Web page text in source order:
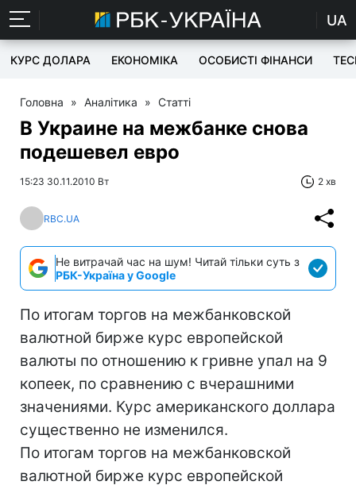
UA
КУРС ДОЛАРА ЕКОНОМІКА ОСОБИСТІ ФІНАНСИ
Головна » Аналітика » Статті
В Украине на межбанке снова
подешевел евро
15:23 30.11.2010 Вт 2 хв
RBC.UA
Не витрачай час на шум! Читай тільки суть з
РБК-Україна у Google
По итогам торгов на межбанковской
валютной бирже курс европейской
валюты по отношению к гривне упал на 9
копеек, по сравнению с вчерашними
значениями. Курс американского доллара
существенно не изменился.
По итогам торгов на межбанковской
валютной бирже курс европейской